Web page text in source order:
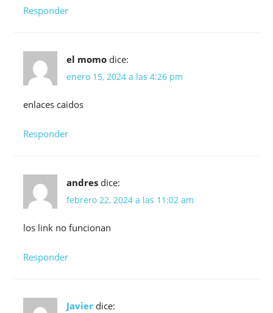
Responder
el momo dice:
enero 15, 2024 a las 4:26 pm
enlaces caidos
Responder
andres dice:
febrero 22, 2024 a las 11:02 am
los link no funcionan
Responder
Javier dice: